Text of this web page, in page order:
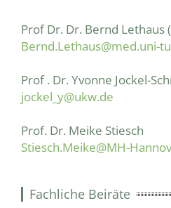
Prof Dr. Dr. Bernd Lethaus
Bernd.Lethaus@med.uni-
Prof . Dr. Yvonne Jockel-
jockel_y@ukw.de
Prof. Dr. Meike Stiesch
Stiesch.Meike@MH-
Fachliche Beiräte